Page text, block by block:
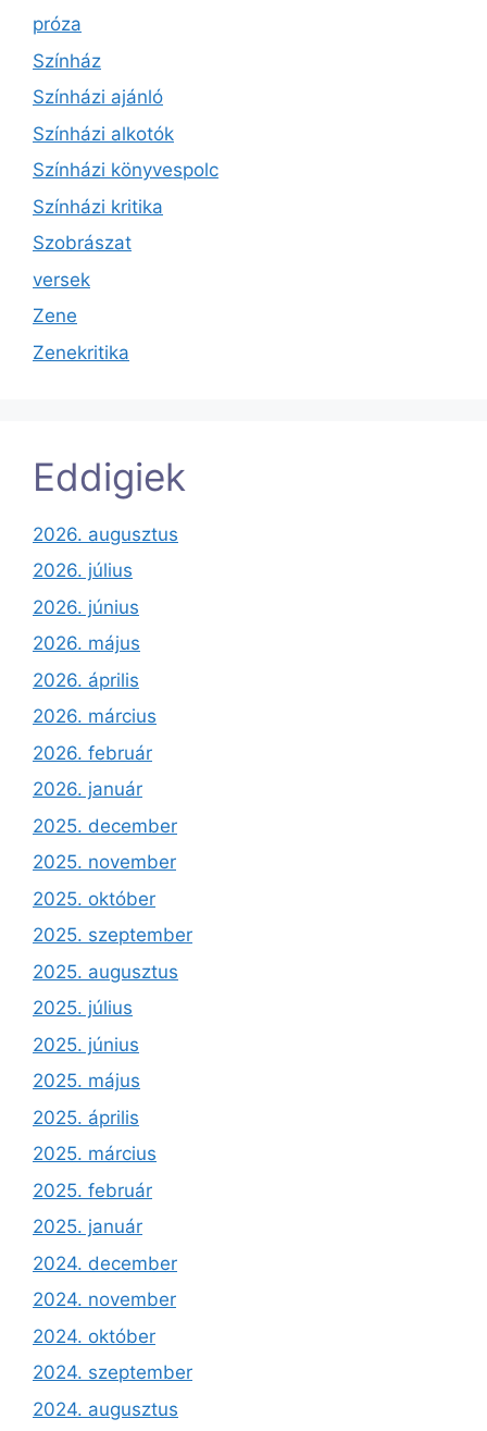
próza
Színház
Színházi ajánló
Színházi alkotók
Színházi könyvespolc
Színházi kritika
Szobrászat
versek
Zene
Zenekritika
Eddigiek
2026. augusztus
2026. július
2026. június
2026. május
2026. április
2026. március
2026. február
2026. január
2025. december
2025. november
2025. október
2025. szeptember
2025. augusztus
2025. július
2025. június
2025. május
2025. április
2025. március
2025. február
2025. január
2024. december
2024. november
2024. október
2024. szeptember
2024. augusztus